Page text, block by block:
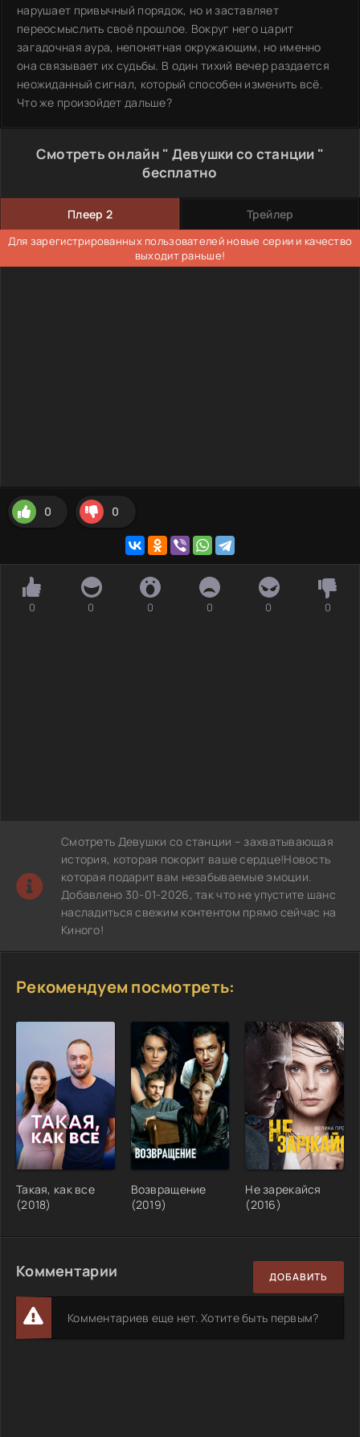
нарушает привычный порядок, но и заставляет
переосмыслить своё прошлое. Вокруг него царит
загадочная аура, непонятная окружающим, но именно
она связывает их судьбы. В один тихий вечер раздается
неожиданный сигнал, который способен изменить всё.
Что же произойдет дальше?
Смотреть онлайн " Девушки со станции "
бесплатно
Плеер 2 Трейлер
Для зарегистрированных пользователей новые серии и качество
выходит раньше!
0 0
0 0 0 0 0 0
Смотреть Девушки со станции – захватывающая
история, которая покорит ваше сердце!Новость
которая подарит вам незабываемые эмоции.
Добавлено 30-01-2026, так что не упустите шанс
насладиться свежим контентом прямо сейчас на
Киного!
Рекомендуем посмотреть:
Такая, как все
(2018)
Возвращение
(2019)
Не зарекайся
(2016)
Комментарии ДОБАВИТЬ
Комментариев еще нет. Хотите быть первым?